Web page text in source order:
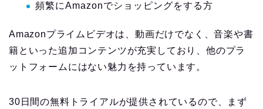
頻繁にAmazonでショッピングをする方
Amazonプライムビデオは、動画だけでなく、音楽や書
籍といった追加コンテンツが充実しており、他のプラ
ットフォームにはない魅力を持っています。
30日間の無料トライアルが提供されているので、まず